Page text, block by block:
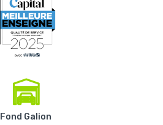
Fond Galion